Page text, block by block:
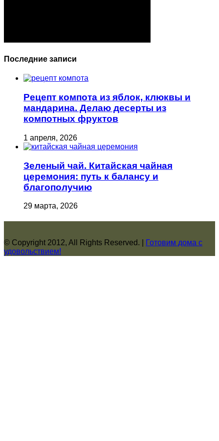
Последние записи
Рецепт компота из яблок, клюквы и
мандарина. Делаю десерты из
компотных фруктов
1 апреля, 2026
Зеленый чай. Китайская чайная
церемония: путь к балансу и
благополучию
29 марта, 2026
© Copyright 2012, All Rights Reserved. |
Готовим дома с
удовольствием!